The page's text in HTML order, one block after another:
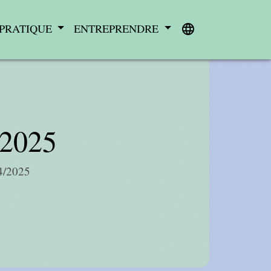
ENTREPRENDRE language
2025